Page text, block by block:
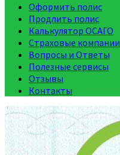
Оформить полис
Продлить полис
Калькулятор ОСАГО
Страховые компании
Вопросы и Ответы
Полезные сервисы
Отзывы
Контакты